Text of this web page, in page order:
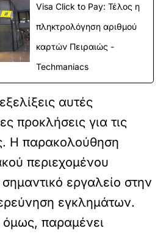
Visa Click to Pay: Τέλος η
πληκτρολόγηση αριθμού
καρτών Πειραιώς -
Techmaniacs
αυτές
προκλήσεις για τις
Η παρακολούθηση
περιεχομένου
εργαλείο στην
εγκλημάτων.
όμως, παραμένει